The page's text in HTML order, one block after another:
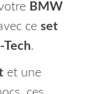
BMW
ce set
Tech.
et une